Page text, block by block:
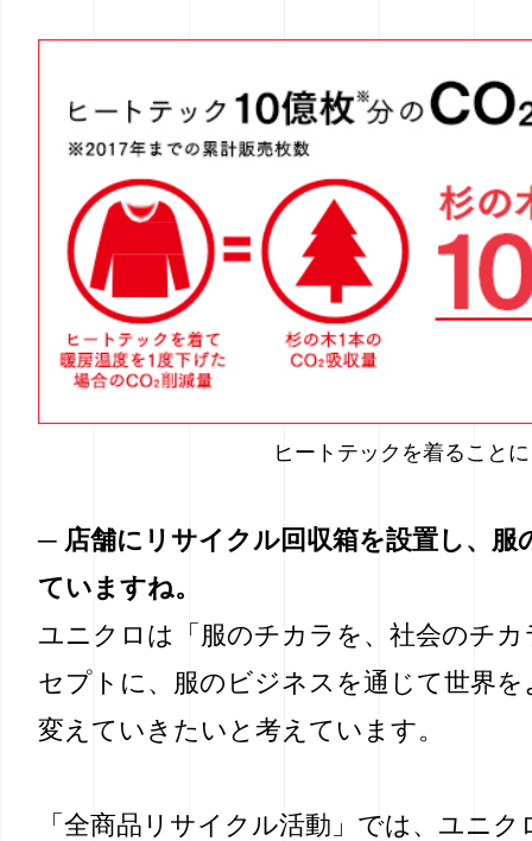
ヒートテックを着ること
─ 店舗にリサイクル回収箱を設置し、服
ていますね。
ユニクロは「服のチカラを、社会のチ
セプトに、服のビジネスを通じて世界
変えていきたいと考えています。
「全商品リサイクル活動」では、ユニ